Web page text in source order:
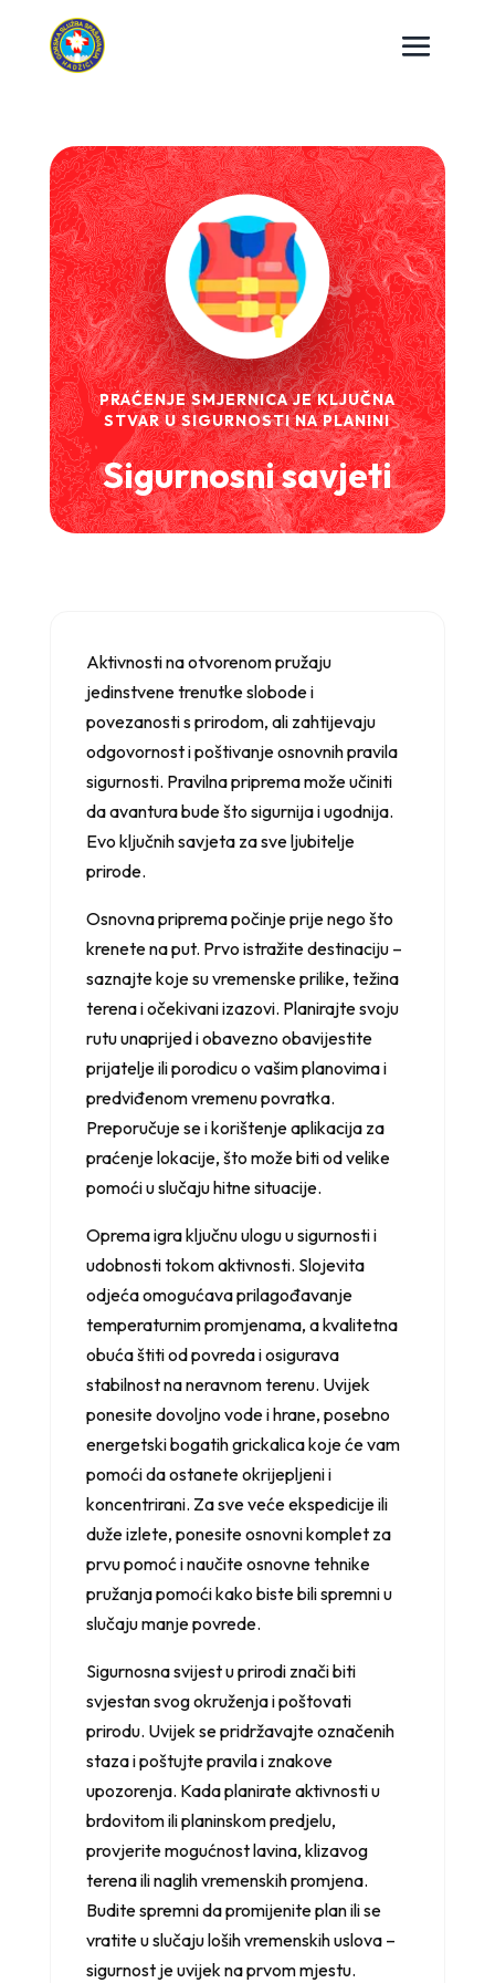
PRAĆENJE SMJERNICA JE KLJUČNA
STVAR U SIGURNOSTI NA PLANINI
Sigurnosni savjeti
Aktivnosti na otvorenom pružaju
jedinstvene trenutke slobode i
povezanosti s prirodom, ali zahtijevaju
odgovornost i poštivanje osnovnih pravila
sigurnosti. Pravilna priprema može učiniti
da avantura bude što sigurnija i ugodnija.
Evo ključnih savjeta za sve ljubitelje
prirode.
Osnovna priprema počinje prije nego što
krenete na put. Prvo istražite destinaciju –
saznajte koje su vremenske prilike, težina
terena i očekivani izazovi. Planirajte svoju
rutu unaprijed i obavezno obavijestite
prijatelje ili porodicu o vašim planovima i
predviđenom vremenu povratka.
Preporučuje se i korištenje aplikacija za
praćenje lokacije, što može biti od velike
pomoći u slučaju hitne situacije.
Oprema igra ključnu ulogu u sigurnosti i
udobnosti tokom aktivnosti. Slojevita
odjeća omogućava prilagođavanje
temperaturnim promjenama, a kvalitetna
obuća štiti od povreda i osigurava
stabilnost na neravnom terenu. Uvijek
ponesite dovoljno vode i hrane, posebno
energetski bogatih grickalica koje će vam
pomoći da ostanete okrijepljeni i
koncentrirani. Za sve veće ekspedicije ili
duže izlete, ponesite osnovni komplet za
prvu pomoć i naučite osnovne tehnike
pružanja pomoći kako biste bili spremni u
slučaju manje povrede.
Sigurnosna svijest u prirodi znači biti
svjestan svog okruženja i poštovati
prirodu. Uvijek se pridržavajte označenih
staza i poštujte pravila i znakove
upozorenja. Kada planirate aktivnosti u
brdovitom ili planinskom predjelu,
provjerite mogućnost lavina, klizavog
terena ili naglih vremenskih promjena.
Budite spremni da promijenite plan ili se
vratite u slučaju loših vremenskih uslova –
sigurnost je uvijek na prvom mjestu.